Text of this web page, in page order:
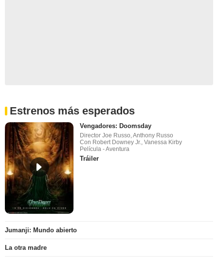
Estrenos más esperados
Vengadores: Doomsday
Director Joe Russo, Anthony Russo
Con Robert Downey Jr., Vanessa Kirby
Película - Aventura
Tráiler
Jumanji: Mundo abierto
La otra madre